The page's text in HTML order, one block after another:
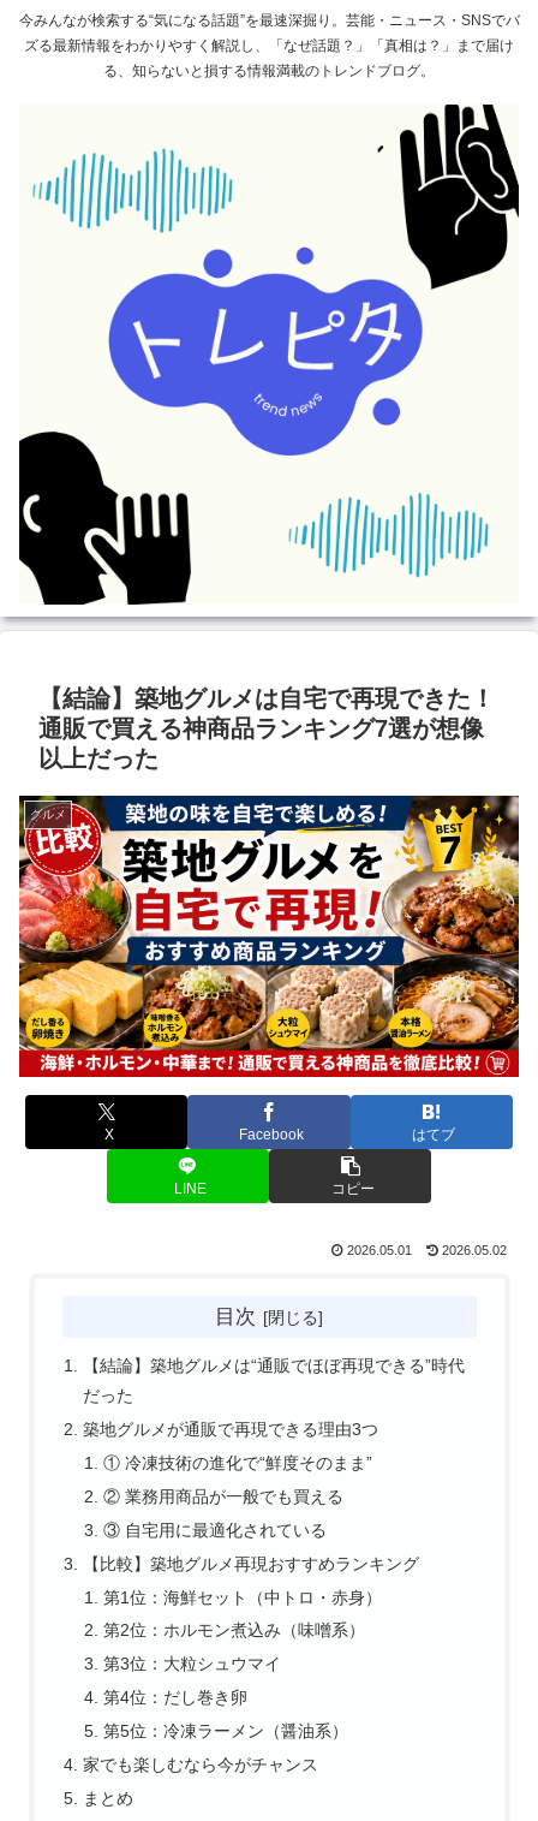
今みんなが検索する“気になる話題”を最速深掘り。芸能・ニュース・SNSでバ
ズる最新情報をわかりやすく解説し、「なぜ話題？」「真相は？」まで届け
る、知らないと損する情報満載のトレンドブログ。
【結論】築地グルメは自宅で再現できた！
通販で買える神商品ランキング7選が想像
以上だった
グルメ
X Facebook はてブ
LINE コピー
2026.05.01 2026.05.02
目次
【結論】築地グルメは“通販でほぼ再現できる”時代
だった
築地グルメが通販で再現できる理由3つ
① 冷凍技術の進化で“鮮度そのまま”
② 業務用商品が一般でも買える
③ 自宅用に最適化されている
【比較】築地グルメ再現おすすめランキング
第1位：海鮮セット（中トロ・赤身）
第2位：ホルモン煮込み（味噌系）
第3位：大粒シュウマイ
第4位：だし巻き卵
第5位：冷凍ラーメン（醤油系）
家でも楽しむなら今がチャンス
まとめ